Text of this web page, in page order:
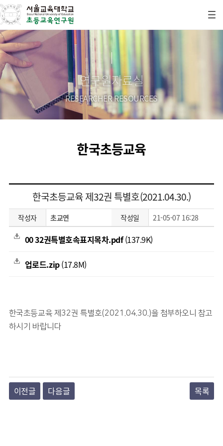
연구원자료실
RESEARCHER RESOURCES
한국초등교육
한국초등교육 제32권 특별호(2021.04.30.)
작성자 초교연 작성일 21-05-07 16:28
00 32권특별호속표지목차.pdf(137.9K)
업로드.zip(17.8M)
한국초등교육 제 32권 특별호(2021.04.30.)을 첨부하오니 참고
하시기 바랍니다
이전글 다음글 목록